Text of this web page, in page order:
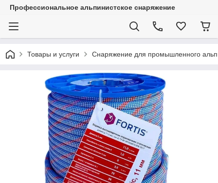
Профессиональное альпинистское снаряжение
Товары и услуги Снаряжение для промышленного